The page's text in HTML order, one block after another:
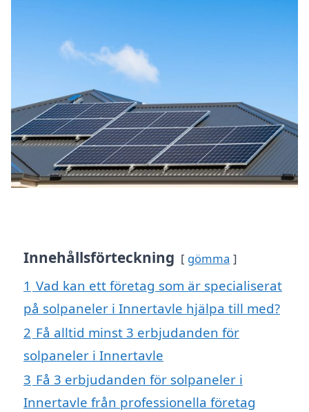
Innehållsförteckning gömma
1 Vad kan ett företag som är specialiserat
på solpaneler i Innertavle hjälpa till med?
2 Få alltid minst 3 erbjudanden för
solpaneler i Innertavle
3 Få 3 erbjudanden för solpaneler i
Innertavle från professionella företag